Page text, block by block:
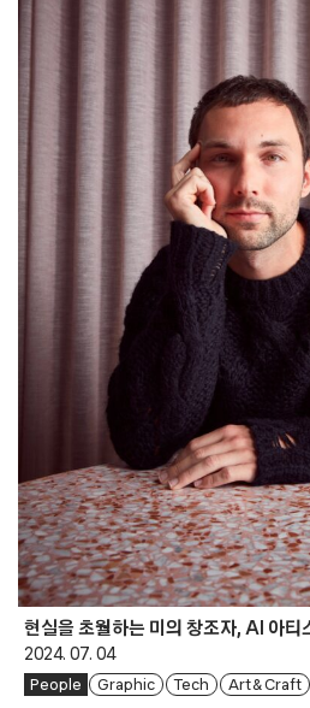
현실을 초월하는 미의 창조자, AI 아티
2024. 07. 04
People Graphic Tech Art & Craft